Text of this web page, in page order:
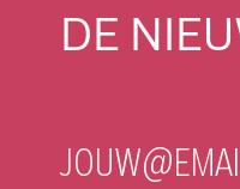
DE
E-